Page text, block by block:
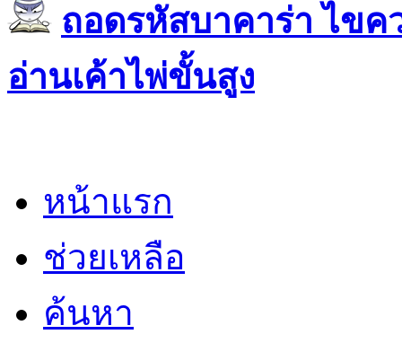
ถอดรหัสบาคาร่า ไขค
อ่านเค้าไพ่ขั้นสูง
หน้าแรก
ช่วยเหลือ
ค้นหา